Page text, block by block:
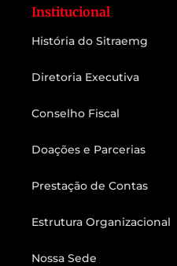
Institucional
História do Sitraemg
Diretoria Executiva
Conselho Fiscal
Doações e Parcerias
Prestação de Contas
Estrutura Organizacional
Nossa Sede